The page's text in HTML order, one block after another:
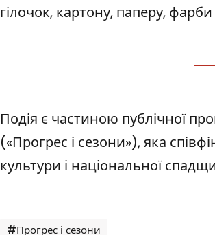
гілочок, картону, паперу,
Подія є частиною публічної
(«Прогрес і сезони»), яка
культури і національної
Мітки
#Прогрес і сезони